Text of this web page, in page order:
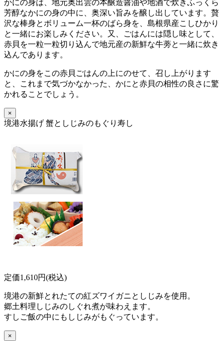
かにの身は、地元奥出雲の本醸造醤油や地酒で炊きふっくら
芳醇なかにの身の中に、奥深い旨みを醸し出しています。贅
沢な棒身とボリューム一杯のばら身を、島根県産こしひかり
と一緒にお楽しみください。又、ごはんには隠し味として、
赤貝を一粒一粒切り込んで地元産の新鮮な牛蒡と一緒に炊き
込んであります。
かにの身をこの赤貝ごはんの上にのせて、召し上がります
と、これまで気づかなかった、かにと赤貝の相性の良さに驚
かれることでしょう。
×
境港水揚げ 蟹としじみのもぐり寿し
定価1,610円(税込)
境港の新鮮とれたての紅ズワイガニとしじみを使用。
郷土料理しじみのしぐれ煮が味わえます。
すしご飯の中にもしじみがもぐっています。
×